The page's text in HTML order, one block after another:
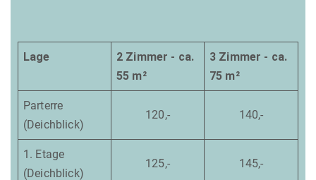
Lage
2 Zimmer - ca.
55 m²
3 Zimmer - ca.
75 m²
Parterre
(Deichblick)
120,- 140,-
1. Etage
(Deichblick)
125,- 145,-